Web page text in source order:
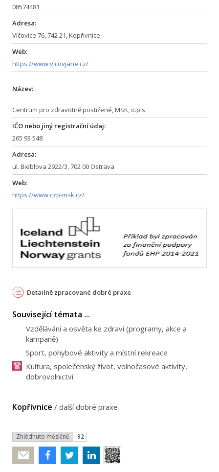
08574481
Adresa:
Vlčovice 76, 742 21, Kopřivnice
Web:
https://www.vlcovjane.cz/
Název:
Centrum pro zdravotně postižené, MSK, o.p.s.
IČO nebo jiný registrační údaj:
265 93 548
Adresa:
ul. Bieblova 2922/3, 702 00 Ostrava
Web:
https://www.czp-msk.cz/
Detailně zpracované dobré praxe
Související témata ...
Vzdělávání a osvěta ke zdraví (programy, akce a
kampaně)
Sport, pohybové aktivity a místní rekreace
Kultura, společenský život, volnočasové aktivity,
dobrovolnictví
Kopřivnice / další dobré praxe
Zhlédnuto měsíčně 92
Poslat